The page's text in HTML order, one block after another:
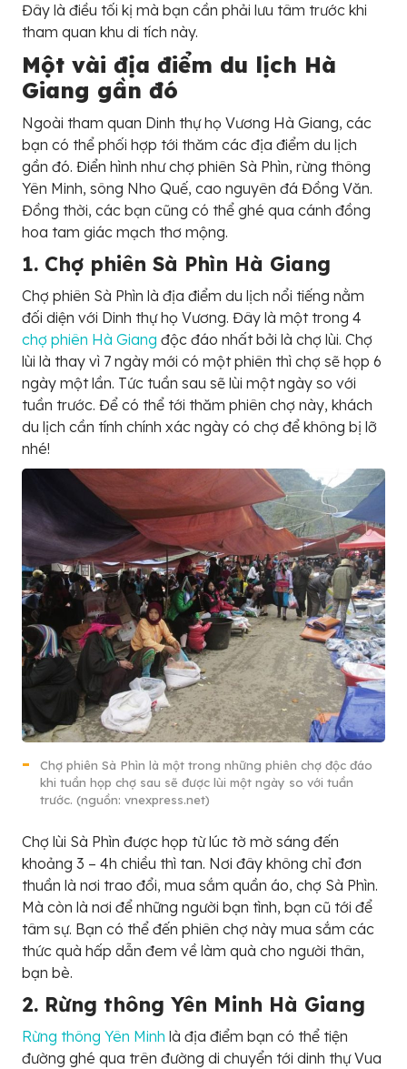
Đây là điều tối kị mà bạn cần phải lưu tâm trước khi
tham quan khu di tích này.
Một vài địa điểm du lịch Hà
Giang gần đó
Ngoài tham quan Dinh thự họ Vương Hà Giang, các
bạn có thể phối hợp tới thăm các địa điểm du lịch
gần đó. Điển hình như chợ phiên Sà Phìn, rừng thông
Yên Minh, sông Nho Quế, cao nguyên đá Đồng Văn.
Đồng thời, các bạn cũng có thể ghé qua cánh đồng
hoa tam giác mạch thơ mộng.
1. Chợ phiên Sà Phìn Hà Giang
Chợ phiên Sà Phìn là địa điểm du lịch nổi tiếng nằm
đối diện với Dinh thự họ Vương. Đây là một trong 4
chợ phiên Hà Giang độc đáo nhất bởi là chợ lùi. Chợ
lùi là thay vì 7 ngày mới có một phiên thì chợ sẽ họp 6
ngày một lần. Tức tuần sau sẽ lùi một ngày so với
tuần trước. Để có thể tới thăm phiên chợ này, khách
du lịch cần tính chính xác ngày có chợ để không bị lỡ
nhé!
Chợ phiên Sà Phìn là một trong những phiên chợ độc đáo
khi tuần họp chợ sau sẽ được lùi một ngày so với tuần
trước. (nguồn: vnexpress.net)
Chợ lùi Sà Phìn được họp từ lúc tờ mờ sáng đến
khoảng 3 – 4h chiều thì tan. Nơi đây không chỉ đơn
thuần là nơi trao đổi, mua sắm quần áo, chợ Sà Phìn.
Mà còn là nơi để những người bạn tình, bạn cũ tới để
tâm sự. Bạn có thể đến phiên chợ này mua sắm các
thức quà hấp dẫn đem về làm quà cho người thân,
bạn bè.
2. Rừng thông Yên Minh Hà Giang
Rừng thông Yên Minh là địa điểm bạn có thể tiện
đường ghé qua trên đường di chuyển tới dinh thự Vua